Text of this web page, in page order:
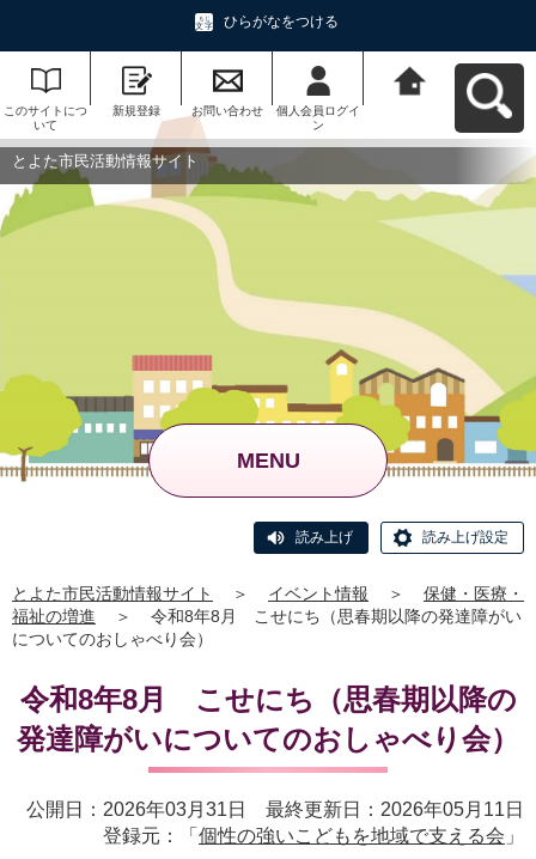
ひらがなをつける
このサイトにつ
いて
新規登録 お問い合わせ
個人会員ログイ
ン
る
とよた市民活動情報サイト
MENU
読み上げ 読み上げ設定
とよた市民活動情報サイト ＞ イベント情報 ＞
保健・医療・
福祉の増進
＞
令和8年8月 こせにち（思春期以降の発達障がい
についてのおしゃべり会）
令和8年8月 こせにち（思春期以降の
発達障がいについてのおしゃべり会）
公開日：2026年03月31日 最終更新日：2026年05月11日
登録元：「 個性の強いこどもを地域で支える会 」